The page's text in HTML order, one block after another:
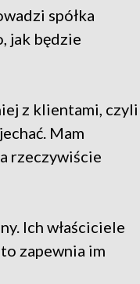
spółka
jak będzie
z klientami, czyli
Mam
rzeczywiście
Ich właściciele
zapewnia im